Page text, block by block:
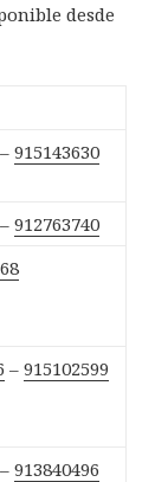
desde
–915143630
–912763740
–915102599
–913840496